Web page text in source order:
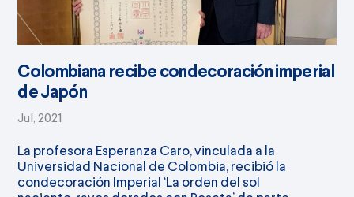
Colombiana recibe condecoración imperial
de Japón
Jul, 2021
La profesora Esperanza Caro, vinculada a la
Universidad Nacional de Colombia, recibió la
condecoración Imperial ‘La orden del sol